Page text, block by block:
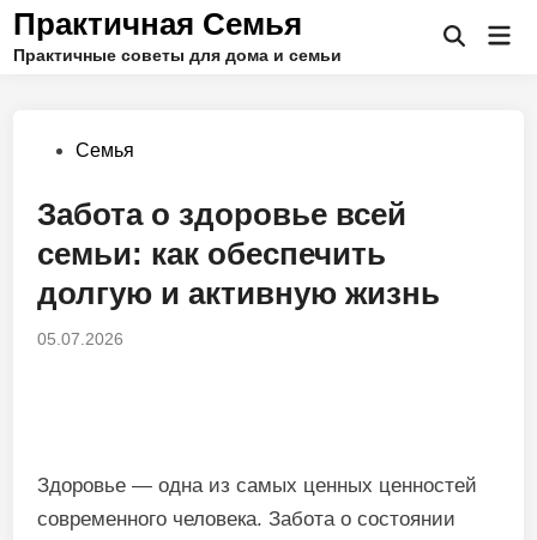
Перейти
содержимому
Практичная Семья
Практичные советы для дома и семьи
Открыть
Опубликовано
Семья
Забота о здоровье всей
семьи: как обеспечить
долгую и активную жизнь
05.07.2026
Здоровье — одна из самых ценных ценностей
современного человека. Забота о состоянии